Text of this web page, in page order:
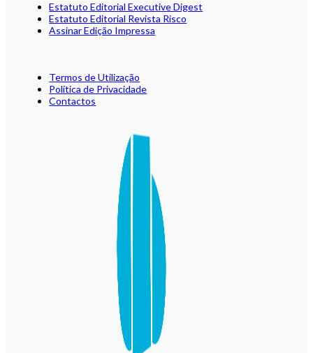
Estatuto Editorial Executive Digest
Estatuto Editorial Revista Risco
Assinar Edição Impressa
Termos de Utilização
Política de Privacidade
Contactos